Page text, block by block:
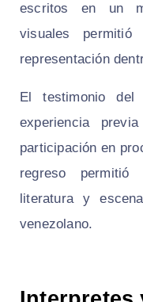
escritos en un
visuales
representación
El testimonio
experiencia
participación en
regreso
literatura y
venezolano.